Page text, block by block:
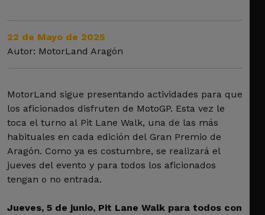
22 de Mayo de 2025
Autor: MotorLand Aragón
MotorLand sigue presentando actividades para que
los aficionados disfruten de MotoGP. Esta vez le
toca el turno al Pit Lane Walk, una de las más
habituales en cada edición del Gran Premio de
Aragón. Como ya es costumbre, se realizará el
jueves del evento y para todos los aficionados
tengan o no entrada.
Jueves, 5 de junio, Pit Lane Walk para todos con